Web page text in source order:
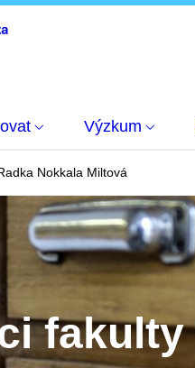
Výzkum
Nokkala Miltová
fakulty